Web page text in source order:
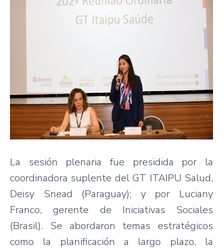
La sesión plenaria fue presidida por la
coordinadora suplente del GT ITAIPU Salud,
Deisy Snead (Paraguay); y por Luciany
Franco, gerente de Iniciativas Sociales
(Brasil). Se abordaron temas estratégicos
como la planificación a largo plazo, la